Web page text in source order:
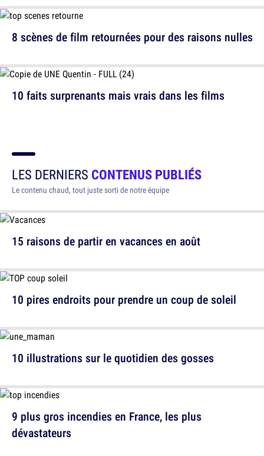
10 faits surprenants mais vrais dans les films
8 scènes de film retournées pour des raisons nulles
LES DERNIERS CONTENUS PUBLIÉS
Le contenu chaud, tout juste sorti de notre équipe
15 raisons de partir en vacances en août
10 illustrations sur le quotidien des gosses
10 pires endroits pour prendre un coup de soleil
9 plus gros incendies en France, les plus
dévastateurs